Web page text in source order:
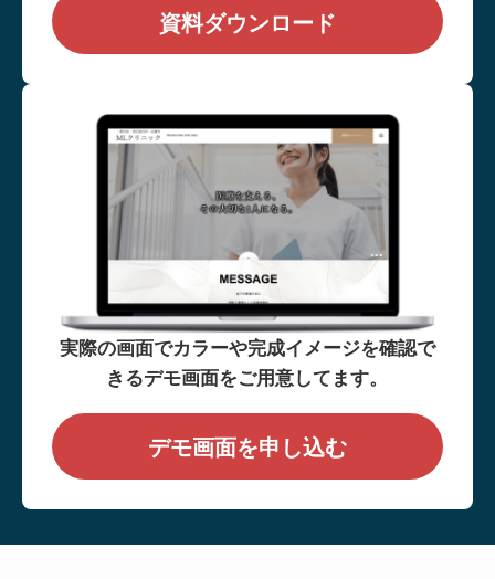
資料ダウンロード
実際の画面でカラーや完成イメージを確認で
きるデモ画面をご用意してます。
デモ画面を申し込む